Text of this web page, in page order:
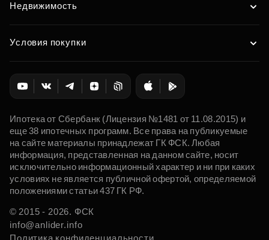
Недвижимость
Условия покупки
Ипотека от Сбербанк (Лицензия №1481 от 11.08.2015) и
еще 38 ипотечных программ. Все права на публикуемые
на сайте материалы принадлежат ГК ФСК. Любая
информация, представленная на данном сайте, носит
исключительно информационный характер и ни при каких
условиях не является публичной офертой, определяемой
положениями статьи 437 ГК РФ.
© 2015 - 2026. ФСК
info@anlider.info
Политика конфиденциальности